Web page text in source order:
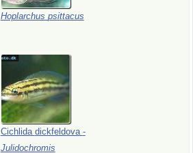
Hoplarchus psittacus
Cichlida dickfeldova -
Julidochromis